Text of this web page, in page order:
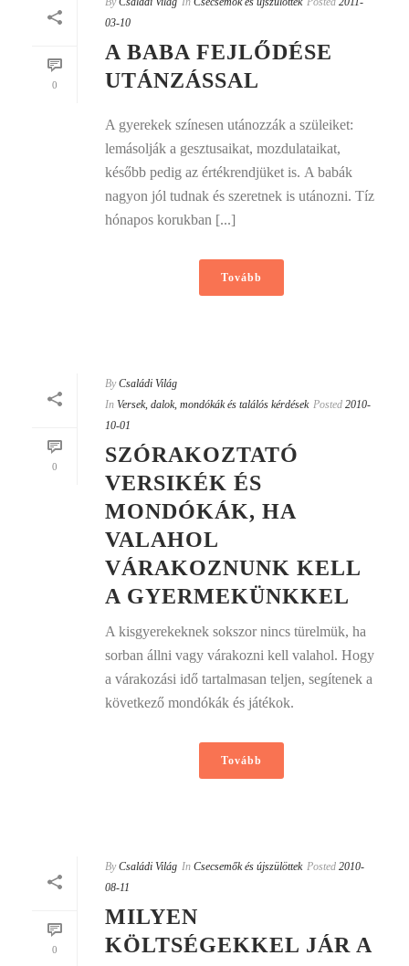
0
03-10
A BABA FEJLŐDÉSE
UTÁNZÁSSAL
A gyerekek színesen utánozzák a szüleiket:
lemásolják a gesztusaikat, mozdulataikat,
később pedig az értékrendjüket is. A babák
nagyon jól tudnak és szeretnek is utánozni. Tíz
hónapos korukban [...]
Tovább
0
By Családi Világ
In Versek, dalok, mondókák és találós kérdések Posted 2010-
10-01
SZÓRAKOZTATÓ
VERSIKÉK ÉS
MONDÓKÁK, HA
VALAHOL
VÁRAKOZNUNK KELL
A GYERMEKÜNKKEL
A kisgyerekeknek sokszor nincs türelmük, ha
sorban állni vagy várakozni kell valahol. Hogy
a várakozási idő tartalmasan teljen, segítenek a
következő mondókák és játékok.
Tovább
0
By Családi Világ In Csecsemők és újszülöttek Posted 2010-
08-11
MILYEN
KÖLTSÉGEKKEL JÁR A